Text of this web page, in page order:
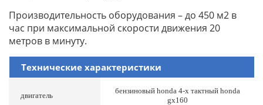
Производительность оборудования – до 450 м2 в
час при максимальной скорости движения 20
метров в минуту.
Технические характеристики
двигатель
бензиновый honda 4-x тактный honda
gx160